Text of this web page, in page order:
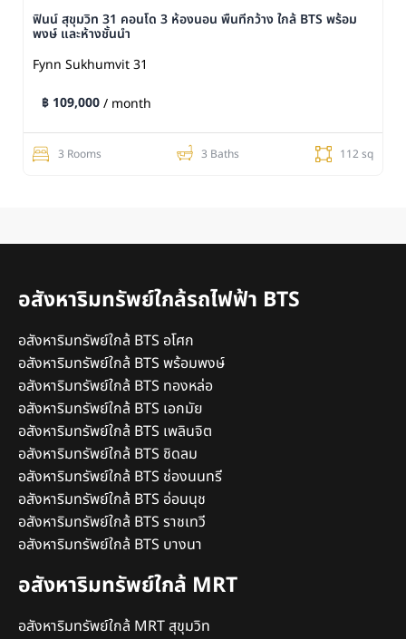
ฟินน์ สุขุมวิท 31 คอนโด 3 ห้องนอน พื้นที่กว้าง ใกล้ BTS พร้อม
พงษ์ และห้างชั้นนำ
Fynn Sukhumvit 31
฿ 109,000/ month
3 Rooms 3 Baths 112 sq
อสังหาริมทรัพย์ใกล้รถไฟฟ้า BTS
อสังหาริมทรัพย์ใกล้ BTS อโศก
อสังหาริมทรัพย์ใกล้ BTS พร้อมพงษ์
อสังหาริมทรัพย์ใกล้ BTS ทองหล่อ
อสังหาริมทรัพย์ใกล้ BTS เอกมัย
อสังหาริมทรัพย์ใกล้ BTS เพลินจิต
อสังหาริมทรัพย์ใกล้ BTS ชิดลม
อสังหาริมทรัพย์ใกล้ BTS ช่องนนทรี
อสังหาริมทรัพย์ใกล้ BTS อ่อนนุช
อสังหาริมทรัพย์ใกล้ BTS ราชเทวี
อสังหาริมทรัพย์ใกล้ BTS บางนา
อสังหาริมทรัพย์ใกล้ MRT
อสังหาริมทรัพย์ใกล้ MRT สุขุมวิท